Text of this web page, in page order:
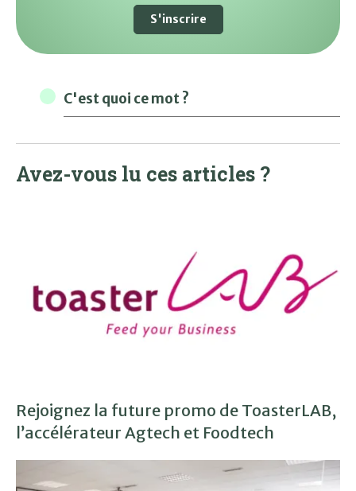
S'inscrire
C'est quoi ce mot ?
Avez-vous lu ces articles ?
Rejoignez la future promo de ToasterLAB,
l’accélérateur Agtech et Foodtech